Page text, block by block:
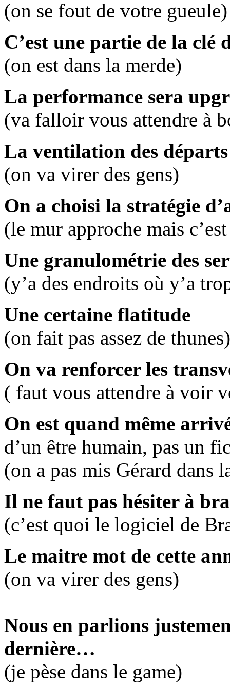
(on se fout de votre gueule)
C’est une partie de la clé
(on est dans la merde)
La performance sera
(va falloir vous attendre à
La ventilation des
(on va virer des gens)
On a choisi la stratégie
(le mur approche mais
Une granulométrie des
(y’a des endroits où y’a
Une certaine flatitude
(on fait pas assez de thunes)
On va renforcer les
( faut vous attendre à voir
On est quand même
d’un être humain, pas un
(on a pas mis Gérard dans
Il ne faut pas hésiter à
(c’est quoi le logiciel de
Le maitre mot de cette
(on va virer des gens)
Nous en parlions
dernière…
(je pèse dans le game)